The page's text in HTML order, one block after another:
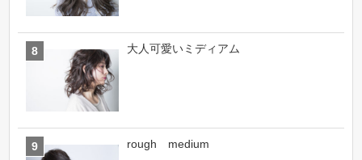
大人可愛いミディアム
rough medium